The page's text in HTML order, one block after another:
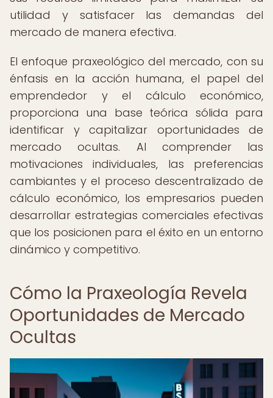
utilidad y satisfacer las demandas del
mercado de manera efectiva.
El enfoque praxeológico del mercado, con su
énfasis en la acción humana, el papel del
emprendedor y el cálculo económico,
proporciona una base teórica sólida para
identificar y capitalizar oportunidades de
mercado ocultas. Al comprender las
motivaciones individuales, las preferencias
cambiantes y el proceso descentralizado de
cálculo económico, los empresarios pueden
desarrollar estrategias comerciales efectivas
que los posicionen para el éxito en un entorno
dinámico y competitivo.
Cómo la Praxeología Revela
Oportunidades de Mercado
Ocultas